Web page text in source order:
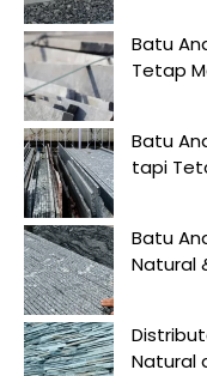
Batu
Tetap
Batu
tapi
Batu
Natural
Natural